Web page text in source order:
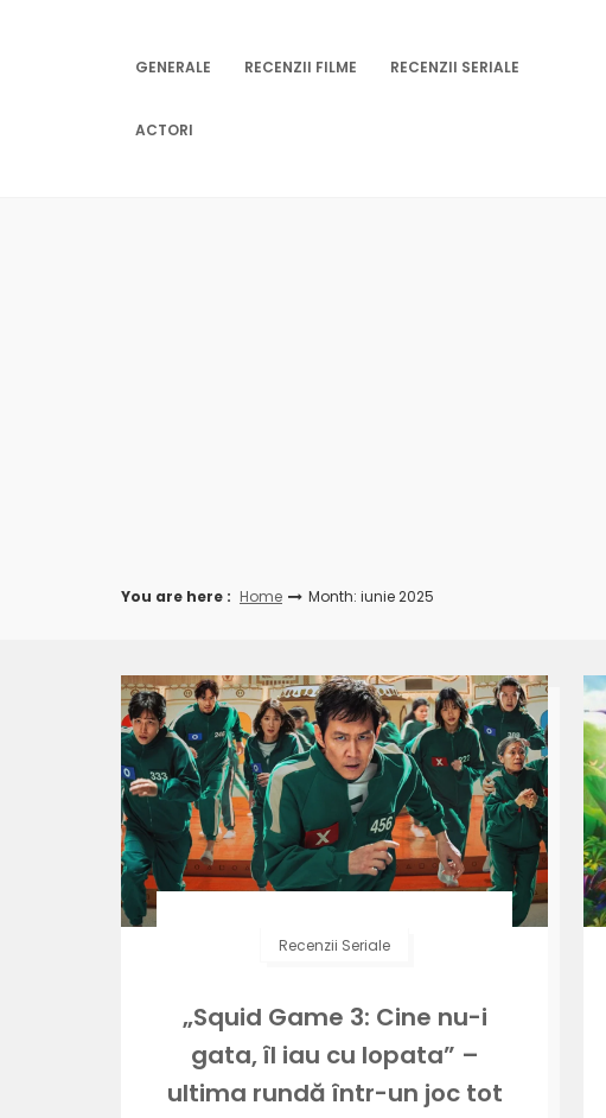
GENERALE RECENZII FILME RECENZII SERIALE
ACTORI
You are here : Home Month: iunie 2025
Recenzii Seriale
„Squid Game 3: Cine nu-i
gata, îl iau cu lopata” –
ultima rundă într-un joc tot